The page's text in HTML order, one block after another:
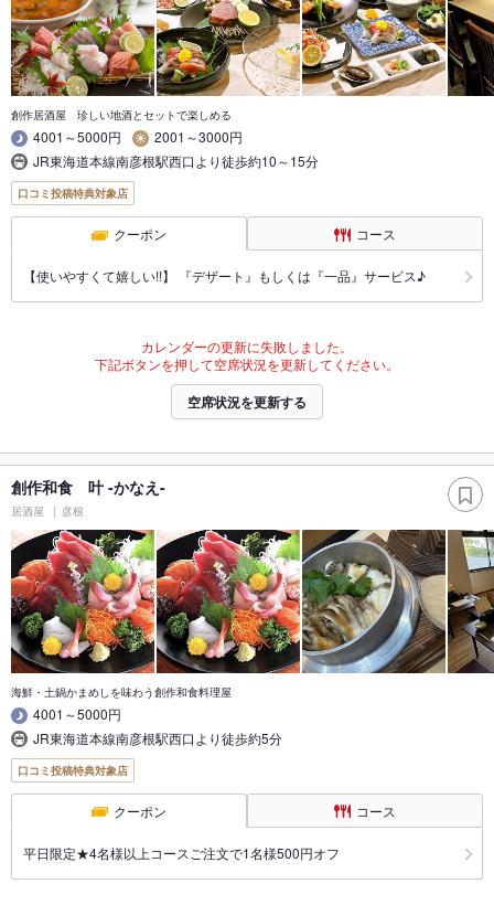
創作居酒屋 珍しい地酒とセットで楽しめる
4001～5000円
2001～3000円
JR東海道本線南彦根駅西口より徒歩約10～15分
口コミ投稿特典対象店
クーポン コース
【使いやすくて嬉しい!!】 『デザート』もしくは『一品』サービス♪
カレンダーの更新に失敗しました。
下記ボタンを押して空席状況を更新してください。
空席状況を更新する
創作和食 叶 -かなえ-
居酒屋 彦根
海鮮・土鍋かまめしを味わう創作和食料理屋
4001～5000円
JR東海道本線南彦根駅西口より徒歩約5分
口コミ投稿特典対象店
クーポン コース
平日限定★4名様以上コースご注文で1名様500円オフ